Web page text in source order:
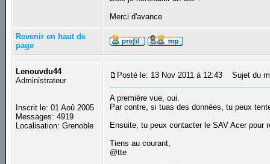
Merci d'avance
Revenir en haut de
page
Lenouvdu44
Administrateur
Inscrit le: 01 Aoû 2005
Messages: 4919
Localisation: Grenoble
Posté le: 13 Nov 2011 à 12:43 Sujet du
A première vue, oui.
Par contre, si tuas des données, tu peux
Ensuite, tu peux contacter le SAV Acer pour
Tiens au courant,
@tte